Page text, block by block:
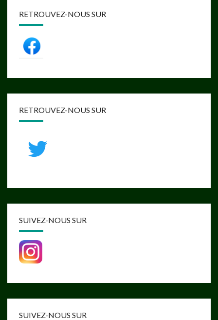
RETROUVEZ-NOUS SUR
RETROUVEZ-NOUS SUR
SUIVEZ-NOUS SUR
SUIVEZ-NOUS SUR